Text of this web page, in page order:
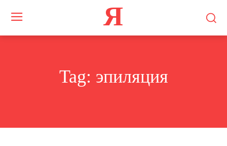
Я
Tag: эпиляция